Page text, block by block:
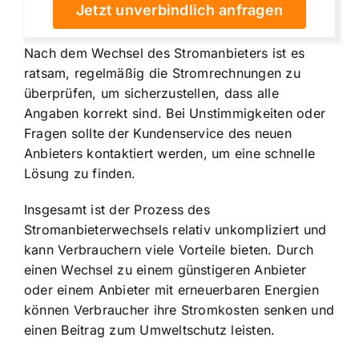
Jetzt unverbindlich anfragen
Nach dem Wechsel des Stromanbieters ist es
ratsam, regelmäßig die Stromrechnungen zu
überprüfen, um sicherzustellen, dass alle
Angaben korrekt sind. Bei Unstimmigkeiten oder
Fragen sollte der Kundenservice des neuen
Anbieters kontaktiert werden, um eine schnelle
Lösung zu finden.
Insgesamt ist der Prozess des
Stromanbieterwechsels relativ unkompliziert und
kann Verbrauchern viele Vorteile bieten. Durch
einen Wechsel zu einem günstigeren Anbieter
oder einem Anbieter mit erneuerbaren Energien
können Verbraucher ihre Stromkosten senken und
einen Beitrag zum Umweltschutz leisten.